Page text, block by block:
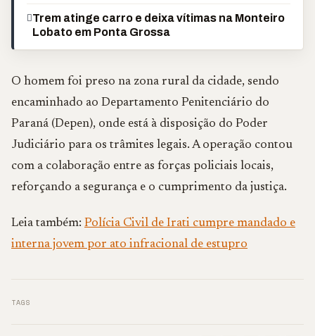
Trem atinge carro e deixa vítimas na Monteiro
Lobato em Ponta Grossa
O homem foi preso na zona rural da cidade, sendo
encaminhado ao Departamento Penitenciário do
Paraná (Depen), onde está à disposição do Poder
Judiciário para os trâmites legais. A operação contou
com a colaboração entre as forças policiais locais,
reforçando a segurança e o cumprimento da justiça.
Leia também: Polícia Civil de Irati cumpre mandado e
interna jovem por ato infracional de estupro
TAGS